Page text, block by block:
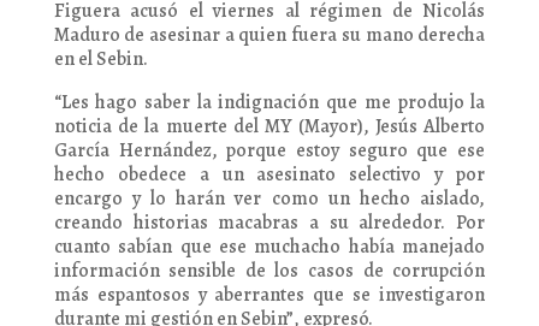
Figuera acusó el viernes al régimen de Nicolás
Maduro de asesinar a quien fuera su mano derecha
en el Sebin.
“Les hago saber la indignación que me produjo la
noticia de la muerte del MY (Mayor), Jesús Alberto
García Hernández, porque estoy seguro que ese
hecho obedece a un asesinato selectivo y por
encargo y lo harán ver como un hecho aislado,
creando historias macabras a su alrededor. Por
cuanto sabían que ese muchacho había manejado
información sensible de los casos de corrupción
más espantosos y aberrantes que se investigaron
durante mi gestión en Sebin”, expresó.